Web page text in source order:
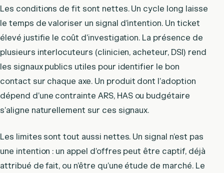
Les conditions de fit sont nettes. Un cycle long laisse
le temps de valoriser un signal d’intention. Un ticket
élevé justifie le coût d’investigation. La présence de
plusieurs interlocuteurs (clinicien, acheteur, DSI) rend
les signaux publics utiles pour identifier le bon
contact sur chaque axe. Un produit dont l’adoption
dépend d’une contrainte ARS, HAS ou budgétaire
s’aligne naturellement sur ces signaux.
Les limites sont tout aussi nettes. Un signal n’est pas
une intention : un appel d’offres peut être captif, déjà
attribué de fait, ou n’être qu’une étude de marché. Le